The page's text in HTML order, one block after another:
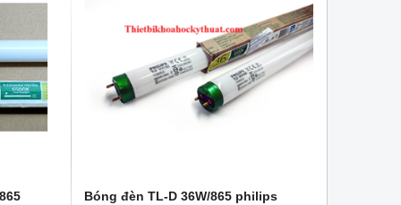
Bóng đèn TL-D 36W/865 philips